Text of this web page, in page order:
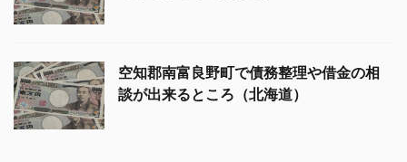
空知郡南富良野町で債務整理や借金の相
談が出来るところ（北海道）